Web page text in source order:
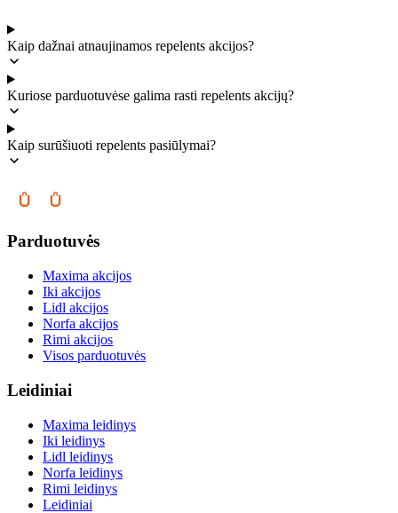
Kaip dažnai atnaujinamos repelents akcijos?
Kuriose parduotuvėse galima rasti repelents akcijų?
Kaip surūšiuoti repelents pasiūlymai?
Parduotuvės
Maxima akcijos
Iki akcijos
Lidl akcijos
Norfa akcijos
Rimi akcijos
Visos parduotuvės
Leidiniai
Maxima leidinys
Iki leidinys
Lidl leidinys
Norfa leidinys
Rimi leidinys
Leidiniai